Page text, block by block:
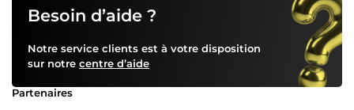
Besoin d’aide ?
Notre service clients est à votre disposition
sur notre centre d’aide
Partenaires